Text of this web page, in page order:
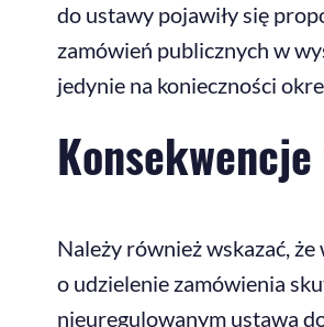
do ustawy pojawiły się
zamówień publicznych w
jedynie na konieczności
Należy również wskazać,
o udzielenie zamówienia
nieuregulowanym ustawą